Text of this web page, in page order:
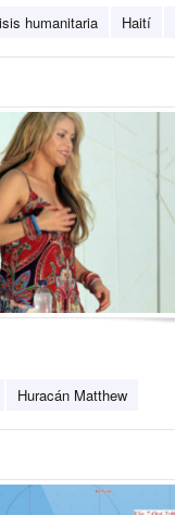
humanitaria Haití
Huracán Matthew